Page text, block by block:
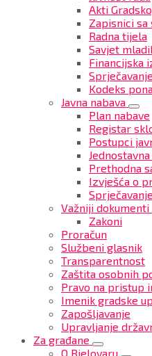
Akti
Zapisnici sa
Radna tijela
Savjet
Financijska
Kodeks
Javna nabava
Plan nabave
Registar
Postupci
Prethodna
Izvješća o
Važniji dokumenti
Zakoni
Proračun
Službeni glasnik
Transparentnost
Zaštita osobnih
Pravo na pristup
Imenik gradske
Zapošljavanje
Upravljanje
Za građane
O Bjelovaru